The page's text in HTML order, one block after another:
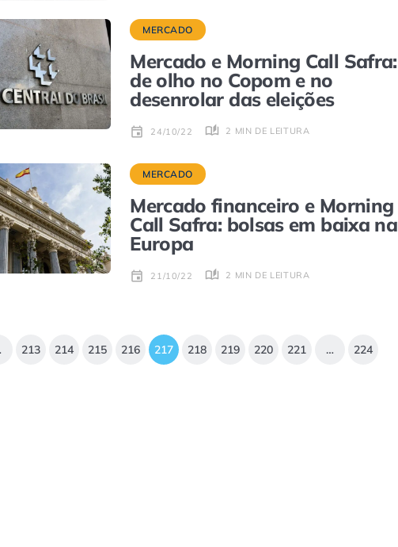
MERCADO
Mercado e Morning Call Safra:
de olho no Copom e no
desenrolar das eleições
24/10/22 2 MIN DE LEITURA
MERCADO
Mercado financeiro e Morning
Call Safra: bolsas em baixa na
Europa
21/10/22 2 MIN DE LEITURA
213 214 215 216 217 218 219 220 221 … 224